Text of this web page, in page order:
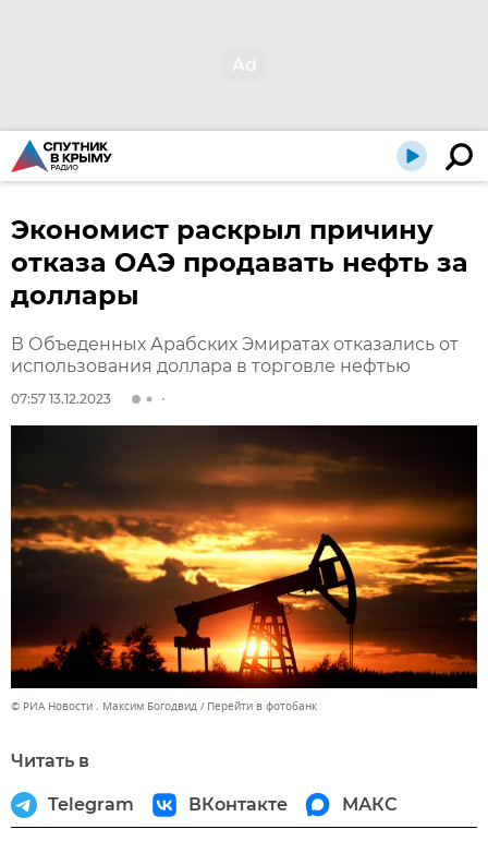
Экономист раскрыл причину
отказа ОАЭ продавать нефть за
доллары
В Объеденных Арабских Эмиратах отказались от
использования доллара в торговле нефтью
07:57 13.12.2023
© РИА Новости . Максим Богодвид Перейти в фотобанк
Читать в
Telegram ВКонтакте МАКС